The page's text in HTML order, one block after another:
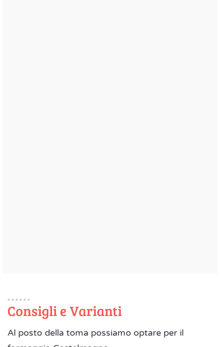
Consigli e Varianti
Al posto della toma possiamo optare per il